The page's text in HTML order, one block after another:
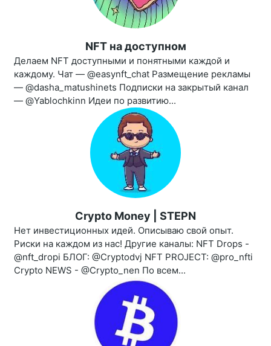
NFT на доступном
Делаем NFT доступными и понятными каждой и
каждому. Чат — @easynft_chat Размещение рекламы
— @dasha_matushinets Подписки на закрытый канал
— @Yablochkinn Идеи по развитию...
Crypto Money | STEPN
Нет инвестиционных идей. Описываю свой опыт.
Риски на каждом из нас! Другие каналы: NFT Drops -
@nft_dropi БЛОГ: @Cryptodvj NFT PROJECT: @pro_nfti
Crypto NEWS - @Crypto_nen По всем...